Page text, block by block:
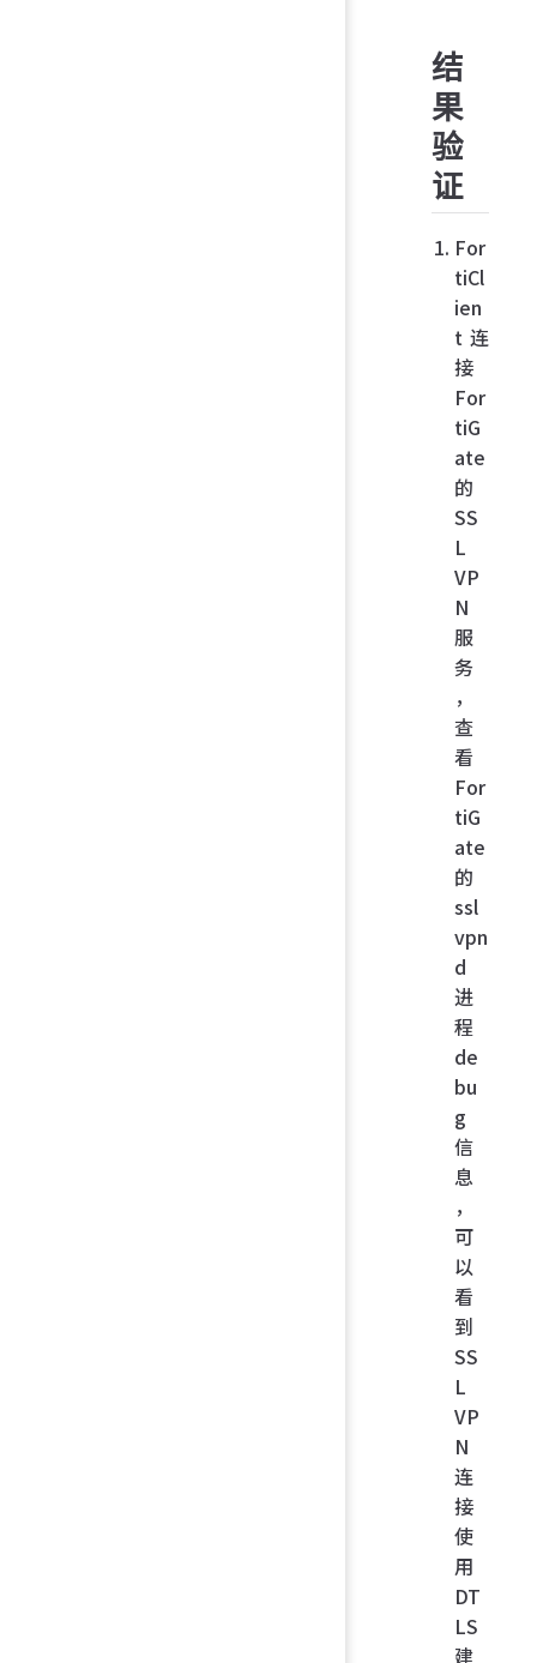
结
果
验
证
For
tiCl
ien
t 连
接
For
tiG
ate
的
SS
L
VP
N
服
务
，
查
看
For
tiG
ate
的
ssl
vpn
d
进
程
de
bu
g
信
息
，
可
以
看
到
SS
L
VP
N
连
接
使
用
DT
LS
建